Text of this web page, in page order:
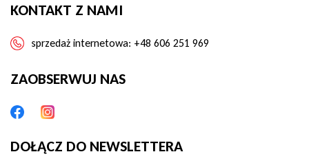
KONTAKT Z NAMI
sprzedaż internetowa: +48 606 251 969
ZAOBSERWUJ NAS
DOŁĄCZ DO NEWSLETTERA